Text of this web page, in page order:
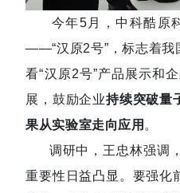
今年5月，中科酷原科
——“汉原2号”，标志着我
看“汉原2号”产品展示和
展， 鼓励企业持续突破量
果从实验室走向应用 。
调研中，王忠林强调，
重要性日益凸显。要强化